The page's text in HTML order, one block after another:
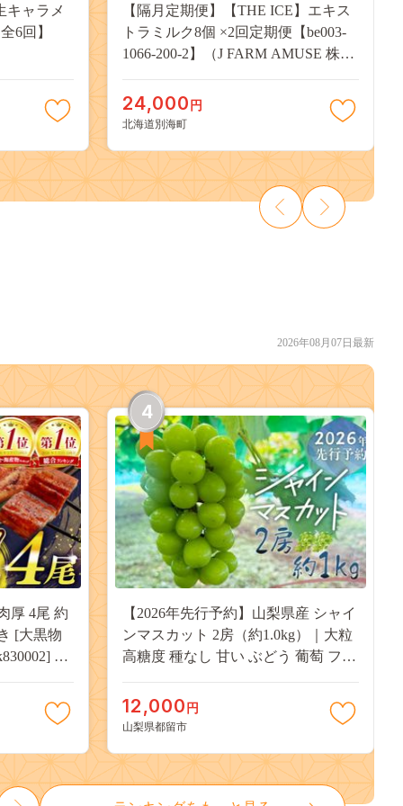
キャラメ
6回】
【隔月定期便】【THE ICE】エキス
トラミルク8個 ×2回定期便【be003-
1066-200-2】（J FARM AMUSE 株式
24,000 円
北海道別海町
2026年08月07日最新
厚 4尾 約
[大黒物
不
かば焼
13000
4
【2026年先行予約】山梨県産 シャイ
ンマスカット 2房（約1.0kg）｜大粒
高糖度 種なし 甘い ぶどう 葡萄 フル
JX003
12,000 円
山梨県都留市